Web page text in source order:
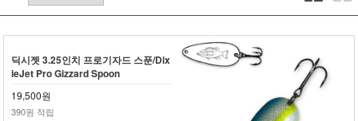
딕시젯 3.25인치 프로기자드 스푼/Dix
ieJet Pro Gizzard Spoon
19,500원
390원 적립